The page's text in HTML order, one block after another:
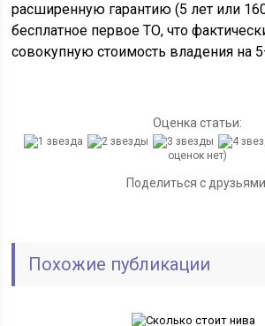
расширенную гарантию (5 лет или
бесплатное первое ТО, что
совокупную стоимость владения на
Оценка статьи:
оценок нет)
Поделиться с
Похожие публикации